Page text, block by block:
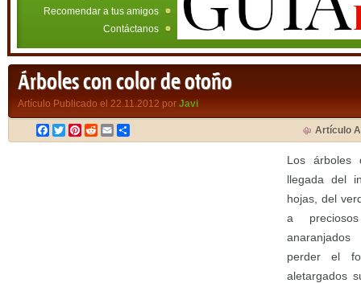
Recomendar a tus amigos
Contáctanos
Árboles con color de otoño
Artículo Publicado el 22.11.2012 por Javi
Facebook
TwitterPinterest
RedditEmail Artículo
Los árboles
llegada del
hojas, del
a
perder el
aletargados